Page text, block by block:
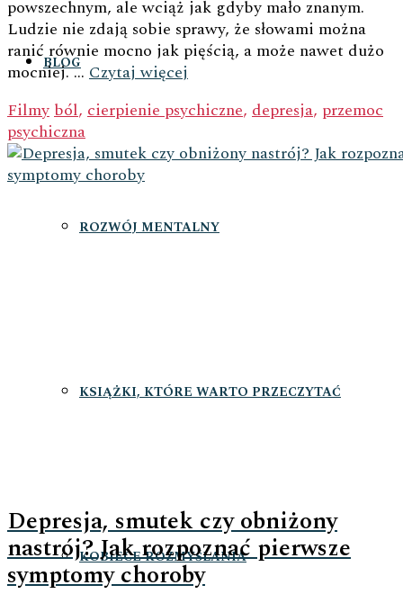
BLOG
ROZWÓJ MENTALNY
KSIĄŻKI, KTÓRE WARTO PRZECZYTAĆ
KOBIECE ROZMYŚLANIA
powszechnym, ale wciąż jak gdyby mało znanym.
Ludzie nie zdają sobie sprawy, że słowami można
ranić równie mocno jak pięścią, a może nawet dużo
mocniej. … Czytaj więcej
Filmyból, cierpienie psychiczne, depresja, przemoc
psychiczna
Depresja, smutek czy obniżony
nastrój? Jak rozpoznać pierwsze
symptomy choroby